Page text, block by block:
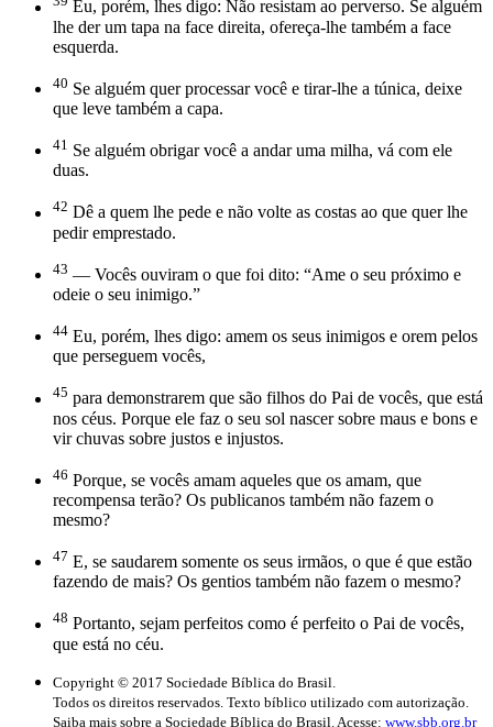
Eu, porém, lhes digo: Não resistam ao perverso. Se alguém
lhe der um tapa na face direita, ofereça-lhe também a face
esquerda.
40 Se alguém quer processar você e tirar-lhe a túnica, deixe
que leve também a capa.
41 Se alguém obrigar você a andar uma milha, vá com ele
duas.
42 Dê a quem lhe pede e não volte as costas ao que quer lhe
pedir emprestado.
43 — Vocês ouviram o que foi dito: “Ame o seu próximo e
odeie o seu inimigo.”
44 Eu, porém, lhes digo: amem os seus inimigos e orem pelos
que perseguem vocês,
45 para demonstrarem que são filhos do Pai de vocês, que está
nos céus. Porque ele faz o seu sol nascer sobre maus e bons e
vir chuvas sobre justos e injustos.
46 Porque, se vocês amam aqueles que os amam, que
recompensa terão? Os publicanos também não fazem o
mesmo?
47 E, se saudarem somente os seus irmãos, o que é que estão
fazendo de mais? Os gentios também não fazem o mesmo?
48 Portanto, sejam perfeitos como é perfeito o Pai de vocês,
que está no céu.
Copyright © 2017 Sociedade Bíblica do Brasil.
Todos os direitos reservados. Texto bíblico utilizado com autorização.
Saiba mais sobre a Sociedade Bíblica do Brasil. Acesse: www.sbb.org.br